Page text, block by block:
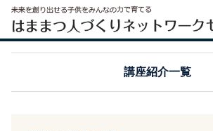
講座紹介一覧